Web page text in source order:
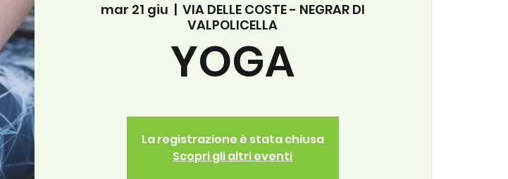
mar 21 giu
VIA DELLE COSTE - NEGRAR DI
VALPOLICELLA
YOGA
La registrazione è stata chiusa
Scopri gli altri eventi